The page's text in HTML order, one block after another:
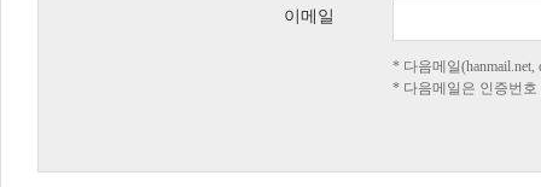
이메일
* 다음메일
* 다음메일은 인증번